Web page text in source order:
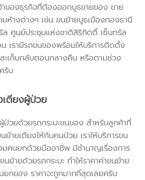
าของธุรกิจที่ต้องออกบูธขายของ ขาย
ห้างต่างๆ เช่น ขนย้ายบูธเมืองทองธานี
ล ศูนย์ประชุมแห่งชาติสิริกิตติ์ เซ็นทรัล
เรามีรถขนของพร้อมให้บริการติดตั้ง
ะเก็บกลับตอนกลางคืน หรือตามช่วง
รับ
เตียงผู้ป่วย
ป่วยด้วยรถกระบะขนของ สำหรับลูกค้าที่
ย้ายเตียงให้กับคนป่วย เราให้บริการขน
คนยกด้วยมืออาชีพ มีชำนาญเรื่องการ
นย้ายด้วยรถกระบะ ทำให้ราคาค่าขนย้าย
กของ ราคาจะถูกมากที่สุดเลยครับ